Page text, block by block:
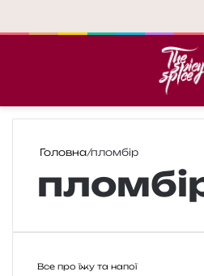
Головна/пломбір
Т
Все про їжу та напої